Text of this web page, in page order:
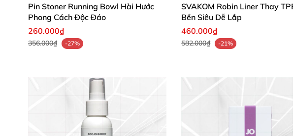
Pin Stoner Running Bowl Hài Hước
Phong Cách Độc Đáo
260.000₫
356.000₫ -27%
SVAKOM Robin Liner Thay
Bền Siêu Dễ Lắp
460.000₫
582.000₫ -21%